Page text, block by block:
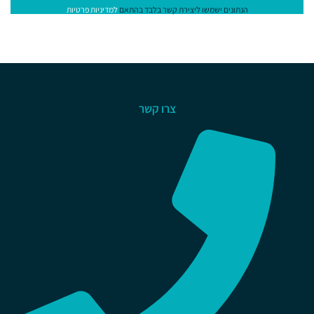
הנתונים ישמשו ליצירת קשר בלבד בהתאםלמדיניות פרטיות
צרו קשר